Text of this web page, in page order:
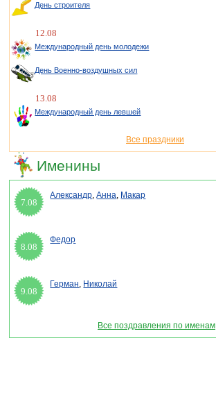
День строителя
12.08
Международный день молодежи
День Военно-воздушных сил
13.08
Международный день левшей
Все праздники
Именины
7.08
Александр,Анна, Макар
8.08
Федор
9.08
Герман, Николай
Все поздравления по именам